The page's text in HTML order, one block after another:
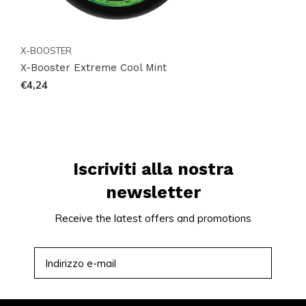
X-BOOSTER
X-Booster Extreme Cool Mint
€4,24
Iscriviti alla nostra
newsletter
Receive the latest offers and promotions